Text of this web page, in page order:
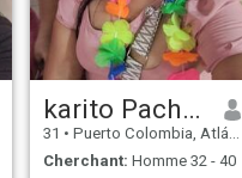
karito Pacheco
31 • Puerto Colombia, Atlántico, Colombie
Cherchant: Homme 32 - 40